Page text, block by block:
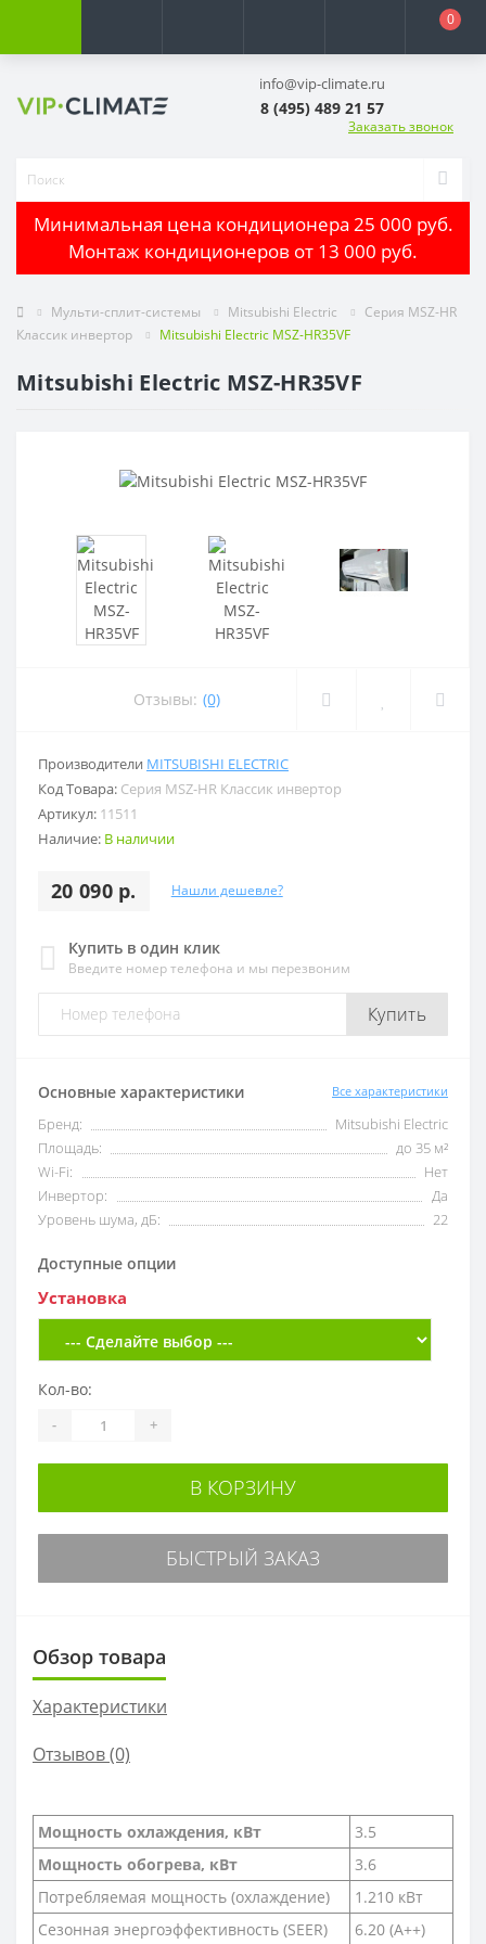
0
info@vip-climate.ru
8 (495) 489 21 57
Заказать звонок
Минимальная цена кондиционера 25 000 руб.
Монтаж кондиционеров от 13 000 руб.
Мульти-сплит-системы Mitsubishi Electric
Серия MSZ-HR
Классик инвертор
Mitsubishi Electric MSZ-HR35VF
Mitsubishi Electric MSZ-HR35VF
Отзывы: (0)
Производители MITSUBISHI ELECTRIC
Код Товара: Серия MSZ-HR Классик инвертор
Артикул: 11511
Наличие: В наличии
20 090 р. Нашли дешевле?
Купить в один клик
Введите номер телефона и мы перезвоним
Купить
Основные характеристики Все характеристики
Бренд:
Mitsubishi Electric
Площадь:
до 35 м²
Wi-Fi:
Нет
Инвертор:
Да
Уровень шума, дБ:
22
Доступные опции
Установка
Кол-во:
- +
В КОРЗИНУ
БЫСТРЫЙ ЗАКАЗ
Обзор товара
Характеристики
Отзывов (0)
Мощность охлаждения, кВт
3.5
Мощность обогрева, кВт
3.6
Потребляемая мощность (охлаждение)
1.210 кВт
Сезонная энергоэффективность (SEER)
6.20 (A++)